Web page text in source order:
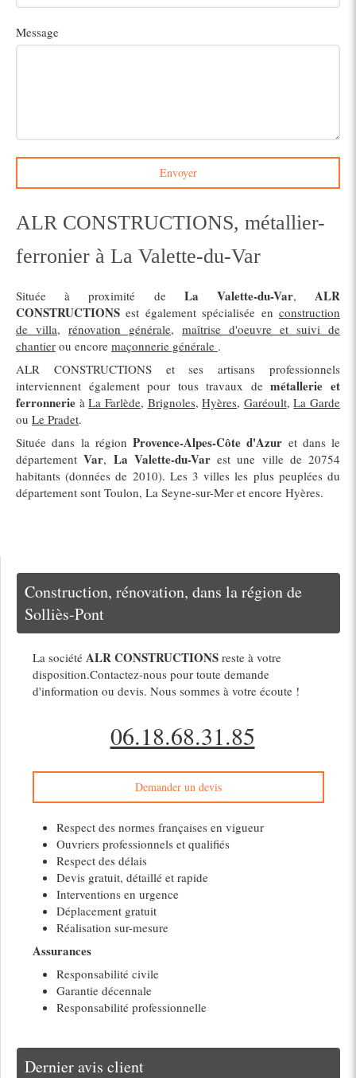
Message
Envoyer
ALR CONSTRUCTIONS, métallier-
ferronier à La Valette-du-Var
Située à proximité de La Valette-du-Var,ALR
CONSTRUCTIONS est également spécialisée en construction
de villa, rénovation générale, maîtrise d'oeuvre et suivi de
chantier ou encore maçonnerie générale .
ALR CONSTRUCTIONS et ses artisans professionnels
interviennent également pour tous travaux demétallerie et
ferronnerie àLa Farlède, Brignoles,Hyères, Garéoult,La Garde
ou Le Pradet.
Située dans la région Provence-Alpes-Côte d'Azur et dans le
départementVar, La Valette-du-Varest une ville de 20754
habitants (données de 2010). Les 3 villes les plus peuplées du
département sont Toulon, La Seyne-sur-Mer et encore Hyères.
Construction, rénovation, dans la région de
Solliès-Pont
La société ALR CONSTRUCTIONS reste à votre
disposition.Contactez-nous pour toute demande
d'information ou devis. Nous sommes à votre écoute !
06.18.68.31.85
Demander un devis
Respect des normes françaises en vigueur
Ouvriers professionnels et qualifiés
Respect des délais
Devis gratuit, détaillé et rapide
Interventions en urgence
Déplacement gratuit
Réalisation sur-mesure
Assurances
Responsabilité civile
Garantie décennale
Responsabilité professionnelle
Dernier avis client